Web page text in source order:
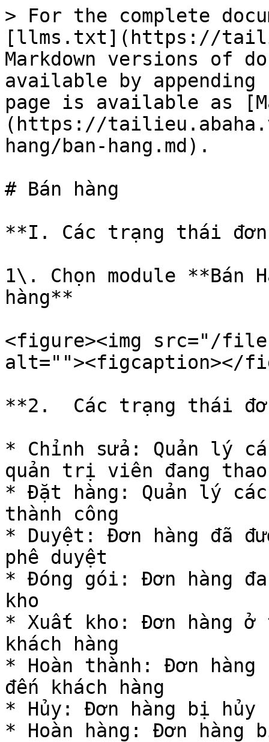
> For the complete
[llms.txt](https://
Markdown versions of
available by
page is available as
(https://
hang/ban-hang.md).
# Bán hàng
**I. Các trạng thái đơn
1\. Chọn module **Bán
hàng**
<figure><img src="/files/
alt=""><figcaption></
**2.  Các trạng thái
* Chỉnh sửa: Quản lý
quản trị viên đang
* Đặt hàng: Quản lý
thành công
* Duyệt: Đơn hàng đã
phê duyệt
* Đóng gói: Đơn hàng
kho
* Xuất kho: Đơn hàng
khách hàng
* Hoàn thành: Đơn
đến khách hàng
* Hủy: Đơn hàng bị hủy
* Hoàn hàng: Đơn hàng